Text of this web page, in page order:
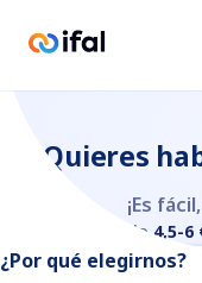
¿Quieres
¡Es
Solo 4,5-6
Escríbenos por
¿Por qué elegirnos?